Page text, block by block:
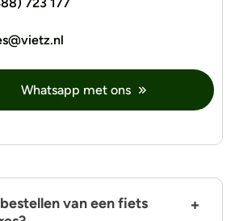
Whatsapp met ons
van een fiets